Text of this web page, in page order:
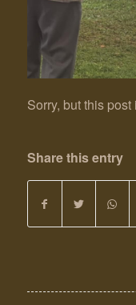
Sorry, but this
Share this entry